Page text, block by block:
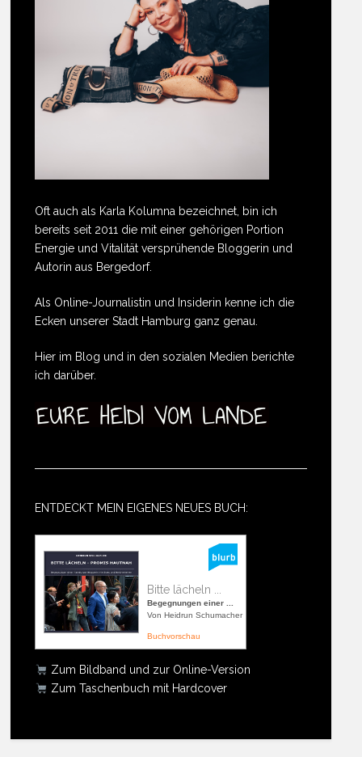
Oft auch als Karla Kolumna bezeichnet, bin ich
bereits seit 2011 die mit einer gehörigen Portion
Energie und Vitalität versprühende Bloggerin und
Autorin aus Bergedorf.
Als Online-Journalistin und Insiderin kenne ich die
Ecken unserer Stadt Hamburg ganz genau.
Hier im Blog und in den sozialen Medien berichte
ich darüber.
ENTDECKT MEIN EIGENES NEUES BUCH:
Bitte lächeln ...
Begegnungen einer ...
Von Heidrun Schumacher
Buchvorschau
Zum Bildband und zur Online-Version
Zum Taschenbuch mit Hardcover